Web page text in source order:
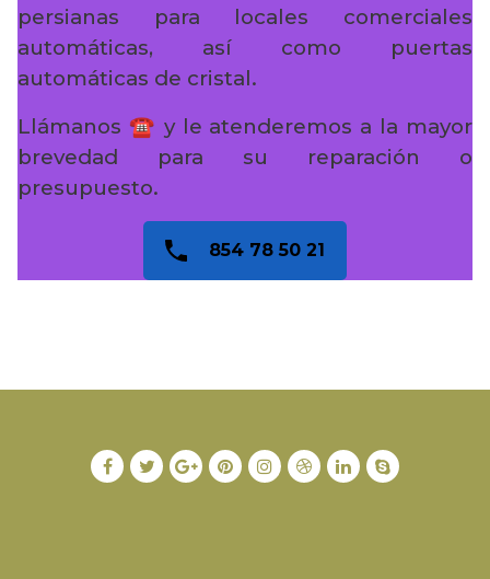
persianas para locales comerciales
automáticas, así como puertas
automáticas de cristal.
Llámanos ☎️ y le atenderemos a la mayor
brevedad para su reparación o
presupuesto.
854 78 50 21